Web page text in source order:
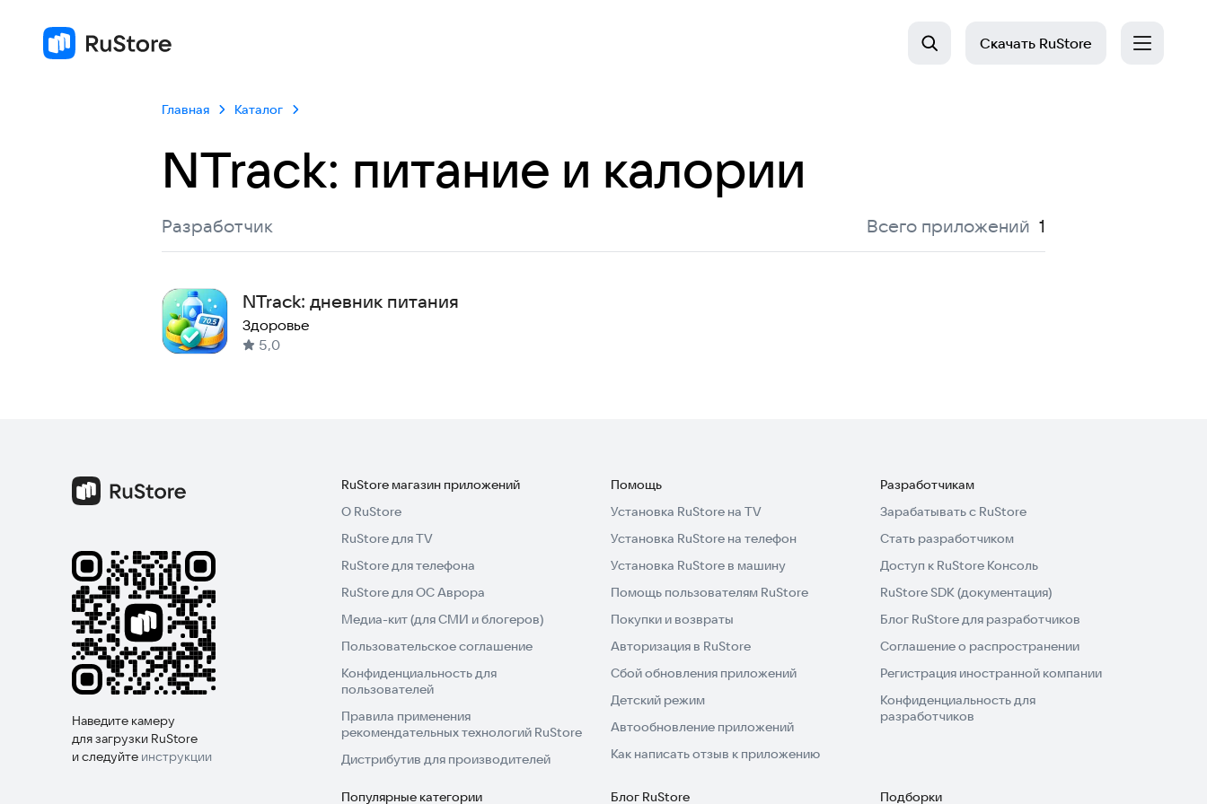
Скачать RuStore
Главная Каталог
NTrack: питание и калории
Разработчик Всего приложений 1
NTrack: дневник питания
Здоровье
5,0
Наведите камеру
для загрузки RuStore
и следуйте инструкции
RuStore магазин приложений
О RuStore
RuStore для TV
RuStore для телефона
RuStore для ОС Аврора
Медиа-кит (для СМИ и блогеров)
Пользовательское соглашение
Конфиденциальность для
пользователей
Правила применения
рекомендательных технологий RuStore
Дистрибутив для производителей
Помощь
Установка RuStore на TV
Установка RuStore на телефон
Установка RuStore в машину
Помощь пользователям RuStore
Покупки и возвраты
Авторизация в RuStore
Сбой обновления приложений
Детский режим
Автообновление приложений
Как написать отзыв к приложению
Разработчикам
Зарабатывать с RuStore
Стать разработчиком
Доступ к RuStore Консоль
RuStore SDK (документация)
Блог RuStore для разработчиков
Соглашение о распространении
Регистрация иностранной компании
Конфиденциальность для
разработчиков
Популярные категории Блог RuStore Подборки